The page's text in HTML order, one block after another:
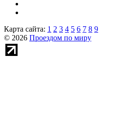
Карта сайта: 1 2 3 4 5 6 7 8 9
© 2026 Проездом по миру